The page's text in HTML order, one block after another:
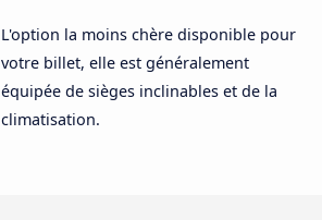
L'option la moins chère disponible pour
votre billet, elle est généralement
équipée de sièges inclinables et de la
climatisation.